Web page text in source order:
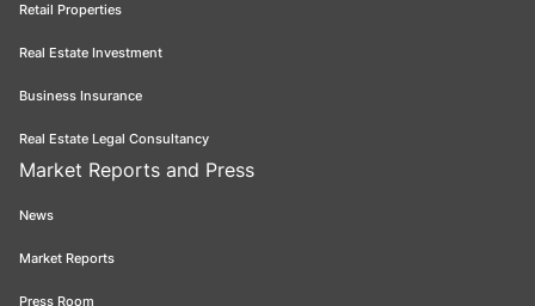
Retail Properties
Real Estate Investment
Business Insurance
Real Estate Legal Consultancy
Market Reports and Press
News
Market Reports
Press Room